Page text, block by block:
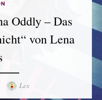
Oddly – Das
von Lena
Author
Lex